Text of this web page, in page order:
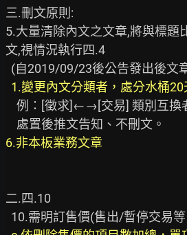
三.刪文原則:
5.大量清除內文之文章,將與標題
文,視情況執行四.4
1.變更內文分類者，處分水桶20
6.非本板業務文章
二.四.10